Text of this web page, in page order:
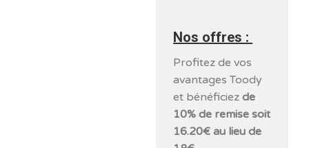
Nos offres :
Profitez de vos
avantages Toody
et bénéficiezde
10% de remise soit
16.20€ au lieu de